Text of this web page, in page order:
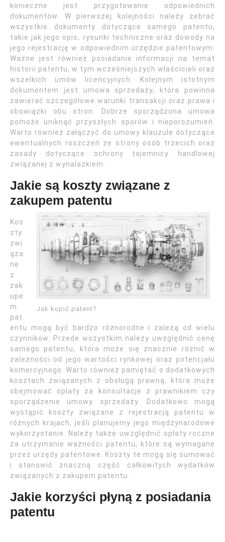
konieczne jest przygotowanie odpowiednich
dokumentów. W pierwszej kolejności należy zebrać
wszystkie dokumenty dotyczące samego patentu,
takie jak jego opis, rysunki techniczne oraz dowody na
jego rejestrację w odpowiednim urzędzie patentowym.
Ważne jest również posiadanie informacji na temat
historii patentu, w tym wcześniejszych właścicieli oraz
wszelkich umów licencyjnych. Kolejnym istotnym
dokumentem jest umowa sprzedaży, która powinna
zawierać szczegółowe warunki transakcji oraz prawa i
obowiązki obu stron. Dobrze sporządzona umowa
pomoże uniknąć przyszłych sporów i nieporozumień.
Warto również załączyć do umowy klauzule dotyczące
ewentualnych roszczeń ze strony osób trzecich oraz
zasady dotyczące ochrony tajemnicy handlowej
związanej z wynalazkiem.
Jakie są koszty związane z
zakupem patentu
Jak kupić patent?
Kos
zty
zwi
ąza
ne
z
zak
upe
m
pat
entu mogą być bardzo różnorodne i zależą od wielu
czynników. Przede wszystkim należy uwzględnić cenę
samego patentu, która może się znacznie różnić w
zależności od jego wartości rynkowej oraz potencjału
komercyjnego. Warto również pamiętać o dodatkowych
kosztach związanych z obsługą prawną, która może
obejmować opłaty za konsultacje z prawnikiem czy
sporządzenie umowy sprzedaży. Dodatkowo mogą
wystąpić koszty związane z rejestracją patentu w
różnych krajach, jeśli planujemy jego międzynarodowe
wykorzystanie. Należy także uwzględnić opłaty roczne
za utrzymanie ważności patentu, które są wymagane
przez urzędy patentowe. Koszty te mogą się sumować
i stanowić znaczną część całkowitych wydatków
związanych z zakupem patentu.
Jakie korzyści płyną z posiadania
patentu